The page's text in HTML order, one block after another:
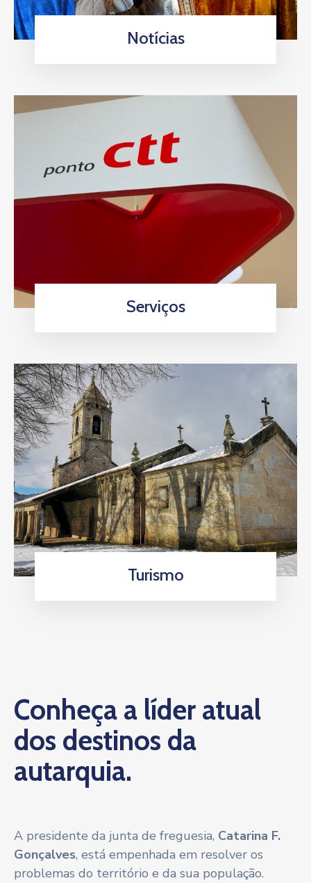
Notícias
Serviços
Turismo
Conheça a líder atual
dos destinos da
autarquia.
A presidente da junta de freguesia, Catarina F.
Gonçalves, está empenhada em resolver os
problemas do território e da sua população.